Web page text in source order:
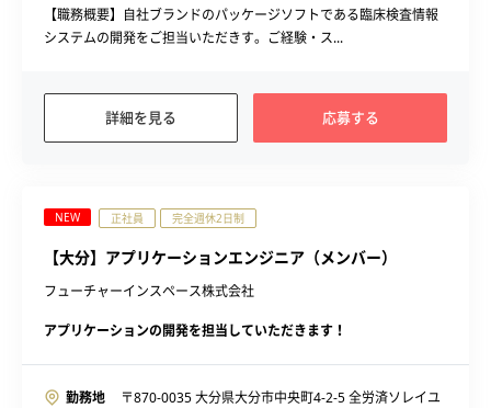
【職務概要】自社ブランドのパッケージソフトである臨床検査情報
システムの開発をご担当いただきす。ご経験・ス...
詳細を見る 応募する
NEW 正社員 完全週休2日制
【大分】アプリケーションエンジニア（メンバー）
フューチャーインスペース株式会社
アプリケーションの開発を担当していただきます！
勤務地
〒870-0035 大分県大分市中央町4-2-5 全労済ソレイユ